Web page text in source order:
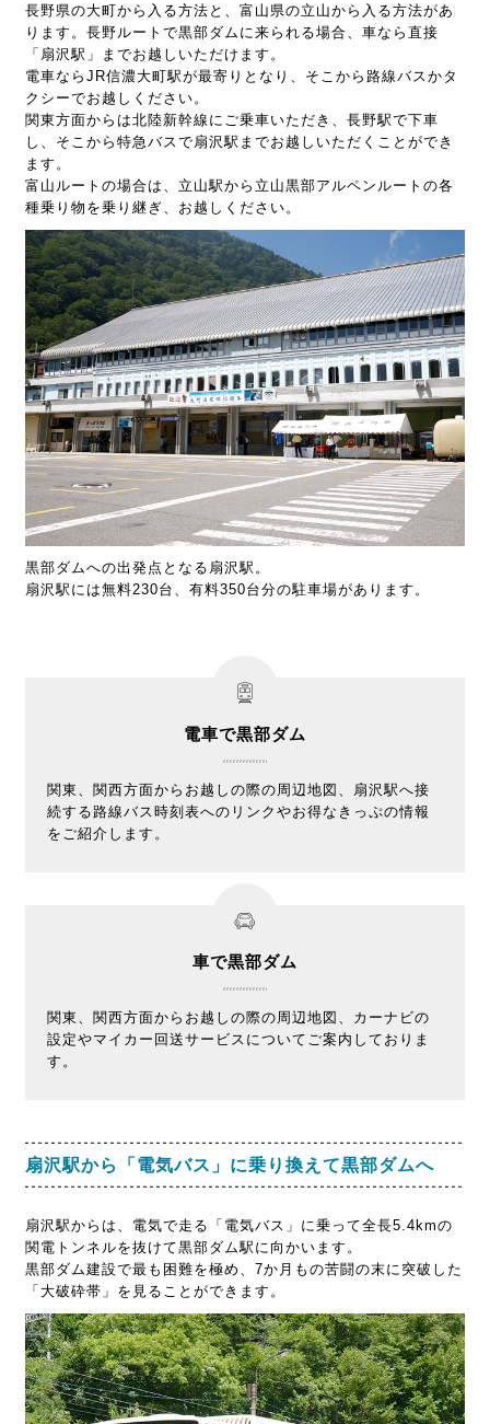
長野県の大町から入る方法と、富山県の立山から入る方法があ
ります。長野ルートで黒部ダムに来られる場合、車なら直接
「扇沢駅」までお越しいただけます。
電車ならJR信濃大町駅が最寄りとなり、そこから路線バスかタ
クシーでお越しください。
関東方面からは北陸新幹線にご乗車いただき、長野駅で下車
し、そこから特急バスで扇沢駅までお越しいただくことができ
ます。
富山ルートの場合は、立山駅から立山黒部アルペンルートの各
種乗り物を乗り継ぎ、お越しください。
黒部ダムへの出発点となる扇沢駅。
扇沢駅には無料230台、有料350台分の駐車場があります。
電車で黒部ダム
関東、関西方面からお越しの際の周辺地図、扇沢駅へ接
続する路線バス時刻表へのリンクやお得なきっぷの情報
をご紹介します。
車で黒部ダム
関東、関西方面からお越しの際の周辺地図、カーナビの
設定やマイカー回送サービスについてご案内しておりま
す。
扇沢駅から「電気バス」に乗り換えて黒部ダムへ
扇沢駅からは、電気で走る「電気バス」に乗って全長5.4kmの
関電トンネルを抜けて黒部ダム駅に向かいます。
黒部ダム建設で最も困難を極め、7か月もの苦闘の末に突破した
「大破砕帯」を見ることができます。